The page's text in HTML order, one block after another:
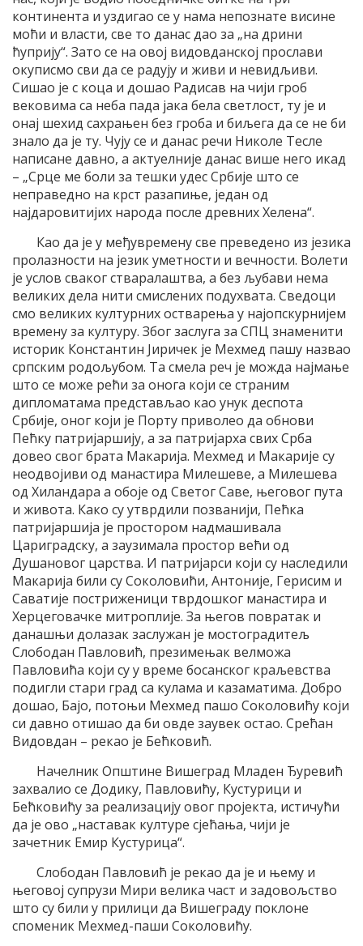
континента и уздигао се у нама непознате висине
моћи и власти, све то данас дао за „на дрини
ћуприју“. Зато се на овој видовданској прослави
окуписмо сви да се радују и живи и невидљиви.
Сишао је с коца и дошао Радисав на чији гроб
вековима са неба пада јака бела светлост, ту је и
онај шехид сахрањен без гроба и биљега да се не би
знало да је ту. Чују се и данас речи Николе Тесле
написане давно, а актуелније данас више него икад
– „Срце ме боли за тешки удес Србије што се
неправедно на крст разапиње, један од
најдаровитијих народа после древних Хелена“.
Као да је у међувремену све преведено из језика
пролазности на језик уметности и вечности. Волети
је услов сваког стваралаштва, а без љубави нема
великих дела нити смислених подухвата. Сведоци
смо великих културних остварења у најопскурнијем
времену за културу. Због заслуга за СПЦ знаменити
историк Константин Јиричек је Мехмед пашу назвао
српским родољубом. Та смела реч је можда најмање
што се може рећи за онога који се страним
дипломатама представљао као унук деспота
Србије, оног који је Порту приволео да обнови
Пећку патријаршију, а за патријарха свих Срба
довео свог брата Макарија. Мехмед и Макарије су
неодвојиви од манастира Милешеве, а Милешева
од Хиландара а обоје од Светог Саве, његовог пута
и живота. Како су утврдили позванији, Пећка
патријаршија је простором надмашивала
Цариградску, а заузимала простор већи од
Душановог царства. И патријарси који су наследили
Макарија били су Соколовићи, Антоније, Герисим и
Саватије постриженици тврдошког манастира и
Херцеговачке митроплије. За његов повратак и
данашњи долазак заслужан је мостоградитељ
Слободан Павловић, презимењак велможа
Павловића који су у време босанског краљевства
подигли стари град са кулама и казаматима. Добро
дошао, Бајо, потоњи Мехмед пашо Соколовићу који
си давно отишао да би овде заувек остао. Срећан
Видовдан – рекао је Бећковић.
Начелник Општине Вишеград Младен Ђуревић
захвалио се Додику, Павловићу, Кустурици и
Бећковићу за реализацију овог пројекта, истичући
да је ово „наставак културе сјећања, чији је
зачетник Емир Кустурица“.
Слободан Павловић је рекао да је и њему и
његовој супрузи Мири велика част и задовољство
што су били у прилици да Вишеграду поклоне
споменик Мехмед-паши Соколовићу.